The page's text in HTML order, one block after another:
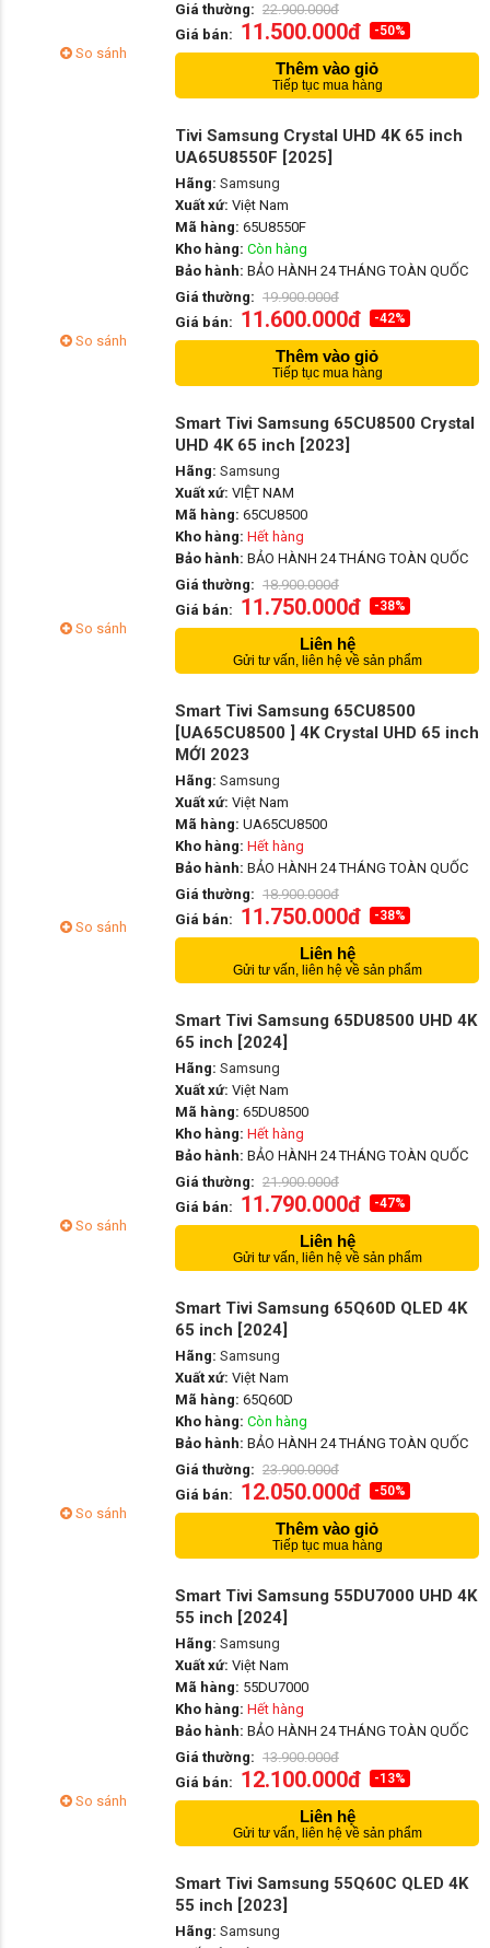
So sánh
Giá thường: 22.900.000đ
Giá bán: 11.500.000đ -50%
Thêm vào giỏ
Tiếp tục mua hàng
So sánh
Tivi Samsung Crystal UHD 4K 65 inch
UA65U8550F [2025]
Hãng: Samsung
Xuất xứ: Việt Nam
Mã hàng: 65U8550F
Kho hàng: Còn hàng
Bảo hành: BẢO HÀNH 24 THÁNG TOÀN QUỐC
Giá thường: 19.900.000đ
Giá bán: 11.600.000đ -42%
Thêm vào giỏ
Tiếp tục mua hàng
So sánh
Smart Tivi Samsung 65CU8500 Crystal
UHD 4K 65 inch [2023]
Hãng: Samsung
Xuất xứ: VIỆT NAM
Mã hàng: 65CU8500
Kho hàng: Hết hàng
Bảo hành: BẢO HÀNH 24 THÁNG TOÀN QUỐC
Giá thường: 18.900.000đ
Giá bán: 11.750.000đ -38%
Liên hệ
Gửi tư vấn, liên hệ về sản phẩm
So sánh
Smart Tivi Samsung 65CU8500
[UA65CU8500 ] 4K Crystal UHD 65 inch
MỚI 2023
Hãng: Samsung
Xuất xứ: Việt Nam
Mã hàng: UA65CU8500
Kho hàng: Hết hàng
Bảo hành: BẢO HÀNH 24 THÁNG TOÀN QUỐC
Giá thường: 18.900.000đ
Giá bán: 11.750.000đ -38%
Liên hệ
Gửi tư vấn, liên hệ về sản phẩm
So sánh
Smart Tivi Samsung 65DU8500 UHD 4K
65 inch [2024]
Hãng: Samsung
Xuất xứ: Việt Nam
Mã hàng: 65DU8500
Kho hàng: Hết hàng
Bảo hành: BẢO HÀNH 24 THÁNG TOÀN QUỐC
Giá thường: 21.900.000đ
Giá bán: 11.790.000đ -47%
Liên hệ
Gửi tư vấn, liên hệ về sản phẩm
So sánh
Smart Tivi Samsung 65Q60D QLED 4K
65 inch [2024]
Hãng: Samsung
Xuất xứ: Việt Nam
Mã hàng: 65Q60D
Kho hàng: Còn hàng
Bảo hành: BẢO HÀNH 24 THÁNG TOÀN QUỐC
Giá thường: 23.900.000đ
Giá bán: 12.050.000đ -50%
Thêm vào giỏ
Tiếp tục mua hàng
So sánh
Smart Tivi Samsung 55DU7000 UHD 4K
55 inch [2024]
Hãng: Samsung
Xuất xứ: Việt Nam
Mã hàng: 55DU7000
Kho hàng: Hết hàng
Bảo hành: BẢO HÀNH 24 THÁNG TOÀN QUỐC
Giá thường: 13.900.000đ
Giá bán: 12.100.000đ -13%
Liên hệ
Gửi tư vấn, liên hệ về sản phẩm
Smart Tivi Samsung 55Q60C QLED 4K
55 inch [2023]
Hãng: Samsung